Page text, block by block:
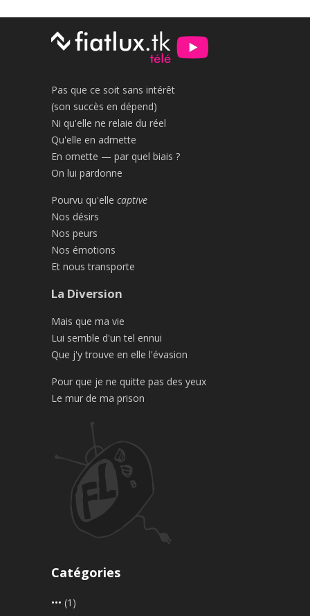
Pas que ce soit sans intérêt
(son succès en dépend)
Ni qu'elle ne relaie du réel
Qu'elle en admette
En omette — par quel biais ?
On lui pardonne
Pourvu qu'elle captive
Nos désirs
Nos peurs
Nos émotions
Et nous transporte
La Diversion
Mais que ma vie
Lui semble d'un tel ennui
Que j'y trouve en elle l'évasion
Pour que je ne quitte pas des yeux
Le mur de ma prison
Catégories
••• (1)